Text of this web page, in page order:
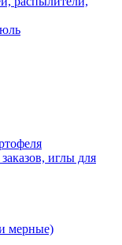
иглы для
мерные)